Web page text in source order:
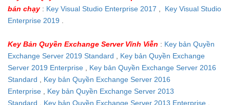
bán chạy: Key Visual Studio Enterprise 2017 , Key Visual Studio
Enterprise 2019 .
Key Bản Quyền Exchange Server Vĩnh Viễn : Key bản Quyền
Exchange Server 2019 Standard , Key bản Quyền Exchange
Server 2019 Enterprise , Key bản Quyền Exchange Server 2016
Standard , Key bản Quyền Exchange Server 2016
Enterprise , Key bản Quyền Exchange Server 2013
Standard , Key bản Quyền Exchange Server 2013 Enterprise ,